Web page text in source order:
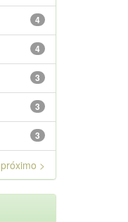
4
4
3
3
3
próximo >